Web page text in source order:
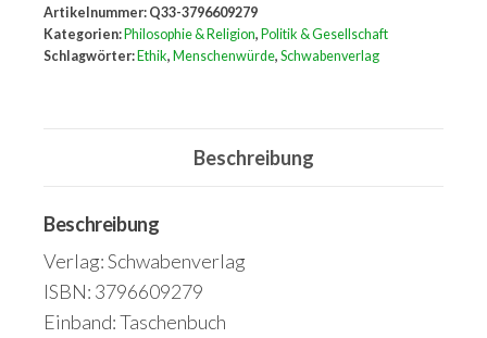
Menschen
Menge
Artikelnummer: Q33-3796609279
Kategorien: Philosophie & Religion, Politik & Gesellschaft
Schlagwörter: Ethik, Menschenwürde, Schwabenverlag
Beschreibung
Beschreibung
Verlag: Schwabenverlag
ISBN: 3796609279
Einband: Taschenbuch